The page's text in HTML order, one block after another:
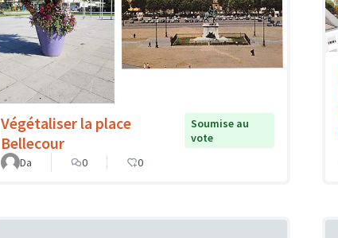
Végétaliser la place
Bellecour
Soumise au
vote
Da
0 0